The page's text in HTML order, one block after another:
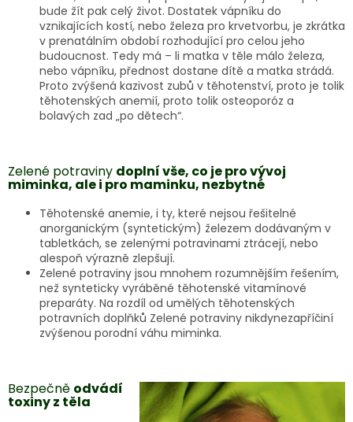
bude žít pak celý život. Dostatek vápníku do
vznikajících kostí, nebo železa pro krvetvorbu, je zkrátka
v prenatálním období rozhodující pro celou jeho
budoucnost. Tedy má – li matka v těle málo železa,
nebo vápníku, přednost dostane dítě a matka strádá.
Proto zvýšená kazivost zubů v těhotenství, proto je tolik
těhotenských anemií, proto tolik osteoporóz a
bolavých zad „po dětech“.
Zelené potraviny doplní vše, co je pro vývoj
miminka, ale i pro maminku, nezbytné
Těhotenské anemie, i ty, které nejsou řešitelné
anorganickým (syntetickým) železem dodávaným v
tabletkách, se zelenými potravinami ztrácejí, nebo
alespoň výrazně zlepšují.
Zelené potraviny jsou mnohem rozumnějším řešením,
než synteticky vyráběné těhotenské vitamínové
preparáty. Na rozdíl od umělých těhotenských
potravních doplňků Zelené potraviny nikdynezapříčiní
zvýšenou porodní váhu miminka.
Bezpečně odvádí
toxiny z těla